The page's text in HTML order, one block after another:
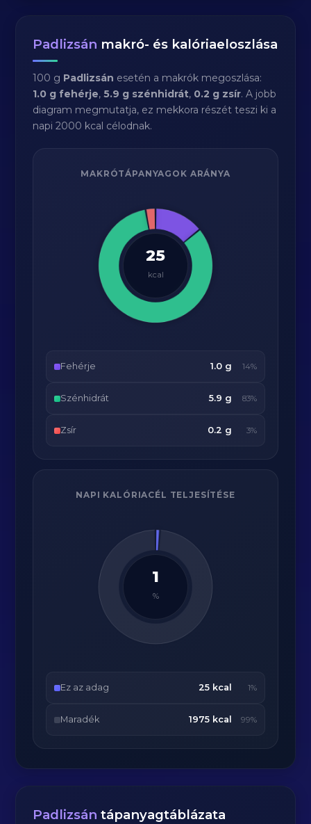
Padlizsán makró- és kalóriaeloszlása
100 g Padlizsán esetén a makrók megoszlása:
1.0 g fehérje,5.9 g szénhidrát, 0.2 g zsír. A jobb
diagram megmutatja, ez mekkora részét teszi ki a
napi 2000 kcal célodnak.
MAKRÓTÁPANYAGOK ARÁNYA
25
kcal
Fehérje 1.0 g 14%
Szénhidrát 5.9 g 83%
Zsír 0.2 g 3%
NAPI KALÓRIACÉL TELJESÍTÉSE
1
%
Ez az adag 25 kcal 1%
Maradék 1975 kcal 99%
Padlizsán tápanyagtáblázata